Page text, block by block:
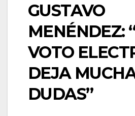
GUSTAVO
MENÉNDEZ:
VOTO
DEJA
DUDAS”